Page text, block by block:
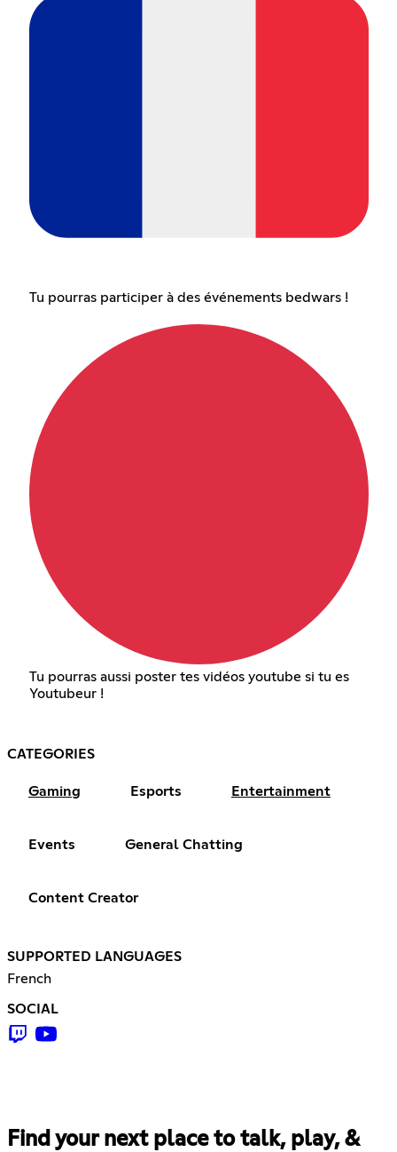
Tu pourras participer à des événements bedwars !
Tu pourras aussi poster tes vidéos youtube si tu es
Youtubeur !
CATEGORIES
Gaming Esports Entertainment
Events General Chatting
Content Creator
SUPPORTED LANGUAGES
French
SOCIAL
Find your next place to talk, play, &